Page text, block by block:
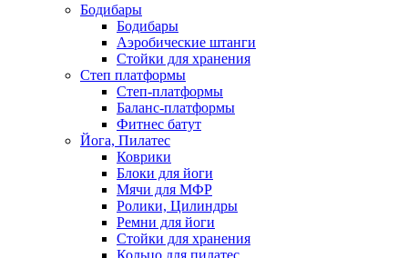
Бодибары
Бодибары
Аэробические штанги
Стойки для хранения
Степ платформы
Степ-платформы
Баланс-платформы
Фитнес батут
Йога, Пилатес
Коврики
Блоки для йоги
Мячи для МФР
Ролики, Цилиндры
Ремни для йоги
Стойки для хранения
Кольцо для пилатес